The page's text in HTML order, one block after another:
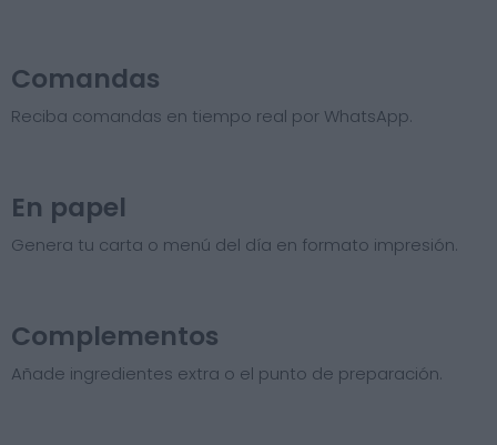
Comandas
Reciba comandas en tiempo real por WhatsApp.
En papel
Genera tu carta o menú del día en formato impresión.
Complementos
Añade ingredientes extra o el punto de preparación.